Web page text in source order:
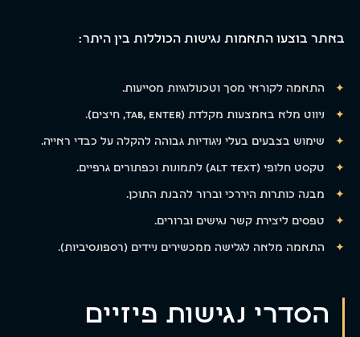
באתר בוצעו התאמות נגישות הכוללות בין היתר:
התאמה לקוראי מסך וטכנולוגיות מסייעות.
ניווט מלא באמצעות מקלדת (Tab, Enter, חיצים).
שימוש בצבעים בעלי ניגודיות גבוהה להקלה על כבדי ראייה.
טקסט חלופי (Alt Text) לתמונות וכפתורים גרפיים.
מבנה כותרות היררכי וברור להבנת התוכן.
טפסים ליצירת קשר נגישים וברורים.
התאמה מלאה לגלישה ממכשירים ניידים (רספונסיביות).
הסדרי נגישות פיזיים